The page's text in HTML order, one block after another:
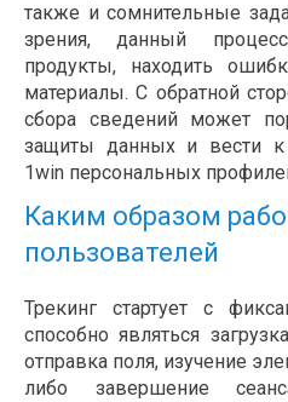
также и сомнительные
зрения, данный
продукты, находить
материалы. С обратной
сбора сведений может
защиты данных и вести к
1win персональных
Каким образом
пользователей
Трекинг стартует с
способно являться
отправка поля, изучение
либо завершение